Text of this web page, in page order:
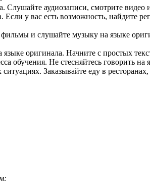
аудиозаписи, смотрите видео
Если у вас есть возможность, найдите
и слушайте музыку на языке
языке оригинала. Начните с простых
обучения. Не стесняйтесь говорить
Заказывайте еду в